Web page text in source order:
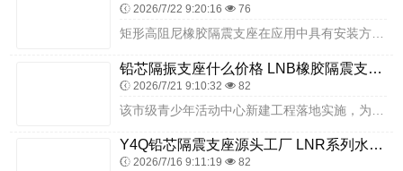
2026/7/22 9:20:16 76
铅芯隔振支座什么价格 LNB橡胶隔震支座 摩擦摆减隔震球形支座厂家
2026/7/21 9:10:32 82
Y4Q铅芯隔震支座源头工厂 LNR系列水平分散形橡胶隔震支座 建筑二型隔震支座厂家
2026/7/16 9:11:19 82